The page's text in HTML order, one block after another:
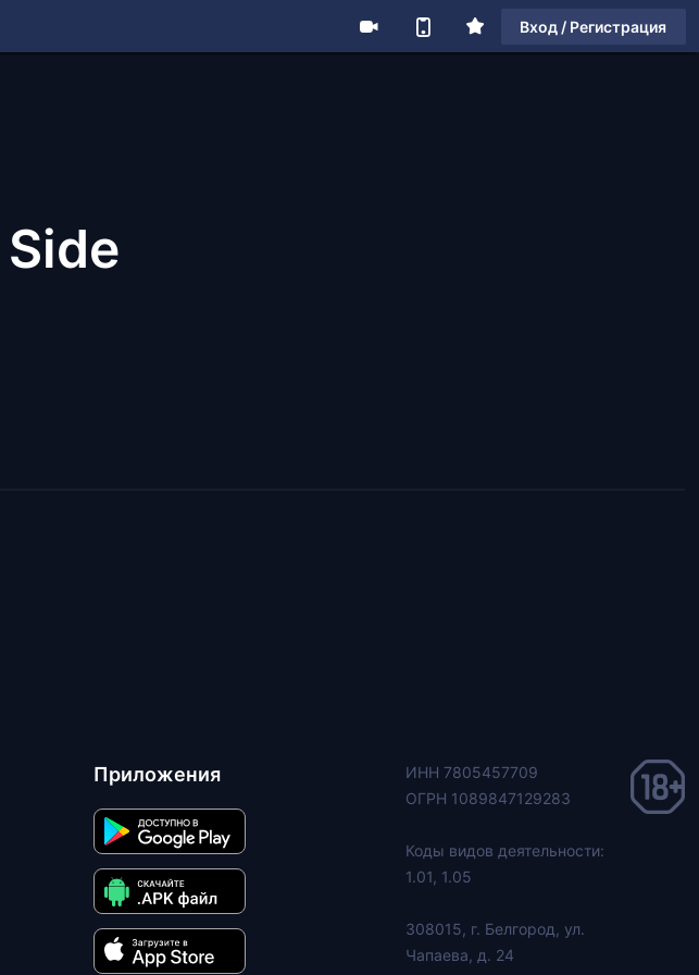
Вход / Регистрация
Приложения
ИНН 7805457709
ОГРН 1089847129283
Коды видов деятельности:
1.01, 1.05
308015, г. Белгород, ул.
Чапаева, д. 24